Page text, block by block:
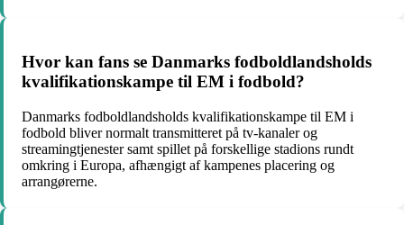
Hvor kan fans se Danmarks fodboldlandsholds
kvalifikationskampe til EM i fodbold?
Danmarks fodboldlandsholds kvalifikationskampe til EM i
fodbold bliver normalt transmitteret på tv-kanaler og
streamingtjenester samt spillet på forskellige stadions rundt
omkring i Europa, afhængigt af kampenes placering og
arrangørerne.